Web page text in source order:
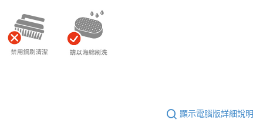
顯示電腦版詳細說明